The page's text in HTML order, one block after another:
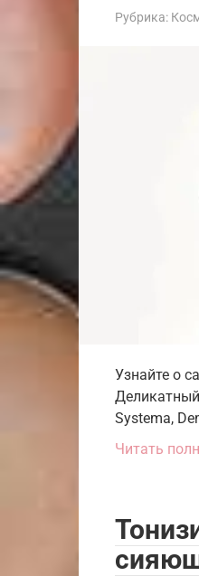
Рубрика:
Узнайте о
Systema,
Читать